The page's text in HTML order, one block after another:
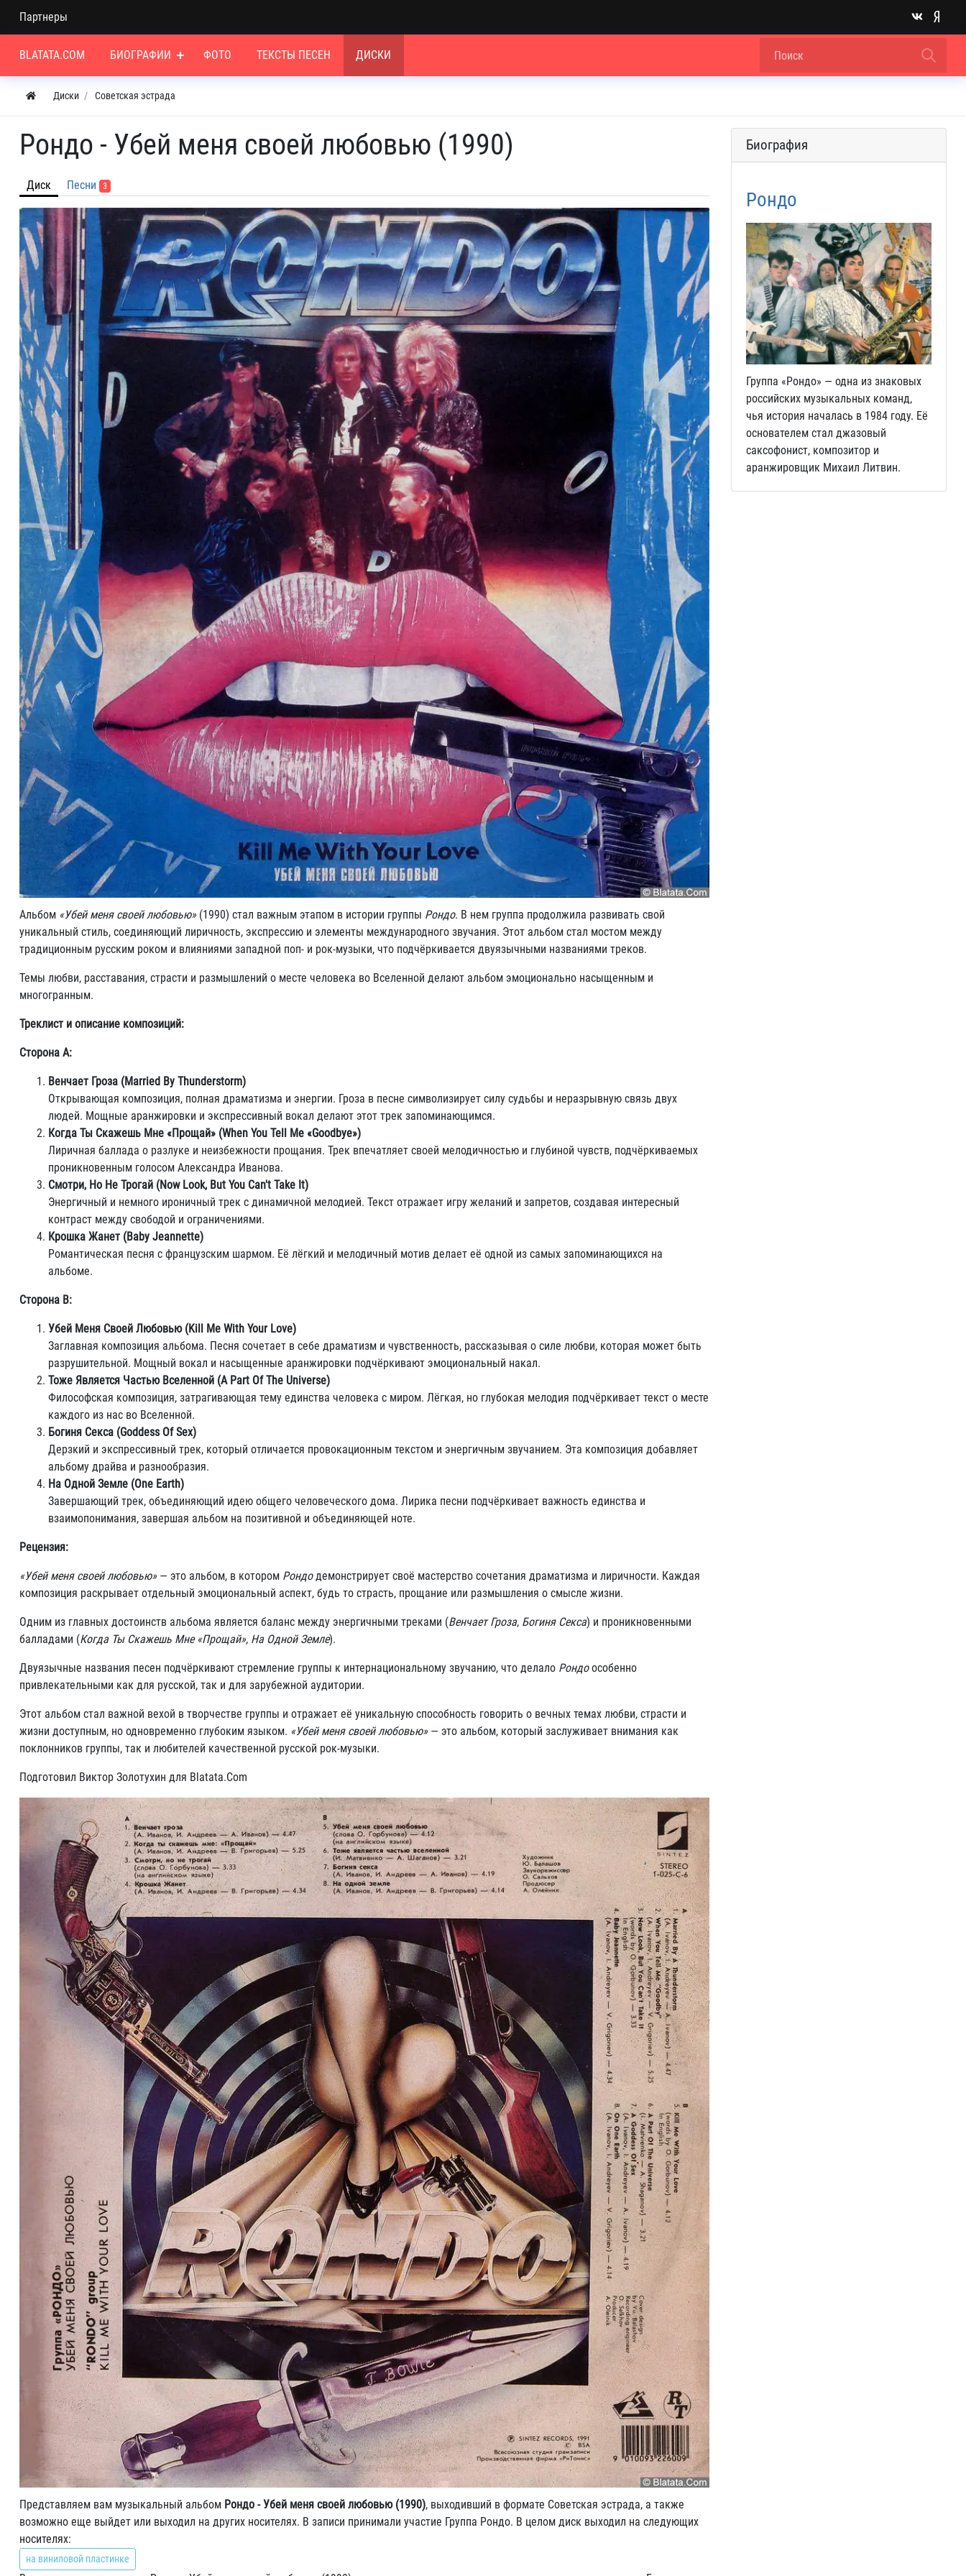
Партнеры
BLATATA.COM БИОГРАФИИ ФОТО ТЕКСТЫ ПЕСЕН ДИСКИ
Диски Советская эстрада
Рондо - Убей меня своей любовью (1990)
Диск Песни 3
Альбом «Убей меня своей любовью»(1990) стал важным этапом в истории группы Рондо. В нем группа продолжила развивать свой
уникальный стиль, соединяющий лиричность, экспрессию и элементы международного звучания. Этот альбом стал мостом между
традиционным русским роком и влияниями западной поп- и рок-музыки, что подчёркивается двуязычными названиями треков.
Темы любви, расставания, страсти и размышлений о месте человека во Вселенной делают альбом эмоционально насыщенным и
многогранным.
Треклист и описание композиций:
Сторона A:
Венчает Гроза (Married By Thunderstorm)
Открывающая композиция, полная драматизма и энергии. Гроза в песне символизирует силу судьбы и неразрывную связь двух
людей. Мощные аранжировки и экспрессивный вокал делают этот трек запоминающимся.
Когда Ты Скажешь Мне «Прощай» (When You Tell Me «Goodbye»)
Лиричная баллада о разлуке и неизбежности прощания. Трек впечатляет своей мелодичностью и глубиной чувств, подчёркиваемых
проникновенным голосом Александра Иванова.
Смотри, Но Не Трогай (Now Look, But You Can't Take It)
Энергичный и немного ироничный трек с динамичной мелодией. Текст отражает игру желаний и запретов, создавая интересный
контраст между свободой и ограничениями.
Крошка Жанет (Baby Jeannette)
Романтическая песня с французским шармом. Её лёгкий и мелодичный мотив делает её одной из самых запоминающихся на
альбоме.
Сторона B:
Убей Меня Своей Любовью (Kill Me With Your Love)
Заглавная композиция альбома. Песня сочетает в себе драматизм и чувственность, рассказывая о силе любви, которая может быть
разрушительной. Мощный вокал и насыщенные аранжировки подчёркивают эмоциональный накал.
Тоже Является Частью Вселенной (A Part Of The Universe)
Философская композиция, затрагивающая тему единства человека с миром. Лёгкая, но глубокая мелодия подчёркивает текст о месте
каждого из нас во Вселенной.
Богиня Секса (Goddess Of Sex)
Дерзкий и экспрессивный трек, который отличается провокационным текстом и энергичным звучанием. Эта композиция добавляет
альбому драйва и разнообразия.
На Одной Земле (One Earth)
Завершающий трек, объединяющий идею общего человеческого дома. Лирика песни подчёркивает важность единства и
взаимопонимания, завершая альбом на позитивной и объединяющей ноте.
Рецензия:
«Убей меня своей любовью»— это альбом, в котором Рондодемонстрирует своё мастерство сочетания драматизма и лиричности. Каждая
композиция раскрывает отдельный эмоциональный аспект, будь то страсть, прощание или размышления о смысле жизни.
Одним из главных достоинств альбома является баланс между энергичными треками (Венчает Гроза, Богиня Секса) и проникновенными
балладами (Когда Ты Скажешь Мне «Прощай», На Одной Земле).
Двуязычные названия песен подчёркивают стремление группы к интернациональному звучанию, что делало Рондоособенно
привлекательными как для русской, так и для зарубежной аудитории.
Этот альбом стал важной вехой в творчестве группы и отражает её уникальную способность говорить о вечных темах любви, страсти и
жизни доступным, но одновременно глубоким языком. «Убей меня своей любовью»— это альбом, который заслуживает внимания как
поклонников группы, так и любителей качественной русской рок-музыки.
Подготовил Виктор Золотухин для Blatata.Com
Представляем вам музыкальный альбом Рондо - Убей меня своей любовью (1990), выходивший в формате Советская эстрада, а также
возможно еще выйдет или выходил на других носителях. В записи принимали участие Группа Рондо. В целом диск выходил на следующих
носителях:
на виниловой пластинке
Биография
Рондо
Группа «Рондо» — одна из знаковых
российских музыкальных команд,
чья история началась в 1984 году. Её
основателем стал джазовый
саксофонист, композитор и
аранжировщик Михаил Литвин.